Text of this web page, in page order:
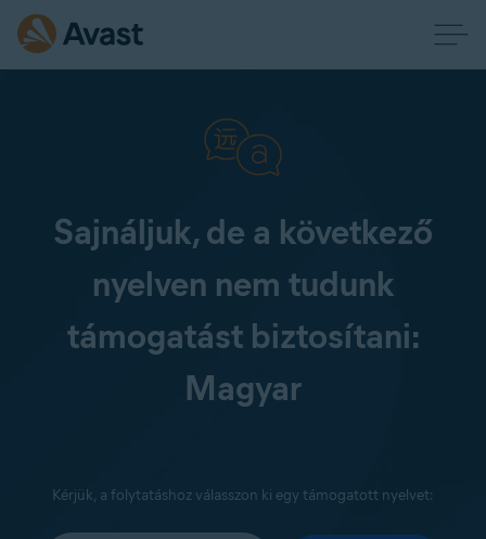
Sajnáljuk, de a következő
nyelven nem tudunk
támogatást biztosítani:
Magyar
Kérjük, a folytatáshoz válasszon ki egy támogatott nyelvet: